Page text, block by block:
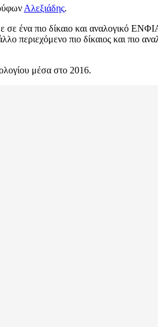
Αλεξιάδης.
ένα πιο δίκαιο και αναλογικό
περιεχόμενο πιο δίκαιος και πιο
μέσα στο 2016.